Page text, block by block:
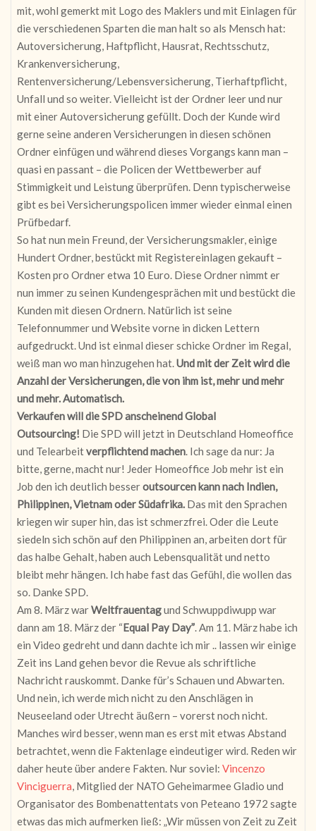
mit, wohl gemerkt mit Logo des Maklers und mit Einlagen für
die verschiedenen Sparten die man halt so als Mensch hat:
Autoversicherung, Haftpflicht, Hausrat, Rechtsschutz,
Krankenversicherung,
Rentenversicherung/Lebensversicherung, Tierhaftpflicht,
Unfall und so weiter. Vielleicht ist der Ordner leer und nur
mit einer Autoversicherung gefüllt. Doch der Kunde wird
gerne seine anderen Versicherungen in diesen schönen
Ordner einfügen und während dieses Vorgangs kann man –
quasi en passant – die Policen der Wettbewerber auf
Stimmigkeit und Leistung überprüfen. Denn typischerweise
gibt es bei Versicherungspolicen immer wieder einmal einen
Prüfbedarf.
So hat nun mein Freund, der Versicherungsmakler, einige
Hundert Ordner, bestückt mit Registereinlagen gekauft –
Kosten pro Ordner etwa 10 Euro. Diese Ordner nimmt er
nun immer zu seinen Kundengesprächen mit und bestückt die
Kunden mit diesen Ordnern. Natürlich ist seine
Telefonnummer und Website vorne in dicken Lettern
aufgedruckt. Und ist einmal dieser schicke Ordner im Regal,
weiß man wo man hinzugehen hat.Und mit der Zeit wird die
Anzahl der Versicherungen, die von ihm ist, mehr und mehr
und mehr. Automatisch.
Verkaufen will die SPD anscheinend Global
Outsourcing! Die SPD will jetzt in Deutschland Homeoffice
und Telearbeitverpflichtend machen. Ich sage da nur: Ja
bitte, gerne, macht nur! Jeder Homeoffice Job mehr ist ein
Job den ich deutlich besseroutsourcen kann nach Indien,
Philippinen, Vietnam oder Südafrika. Das mit den Sprachen
kriegen wir super hin, das ist schmerzfrei. Oder die Leute
siedeln sich schön auf den Philippinen an, arbeiten dort für
das halbe Gehalt, haben auch Lebensqualität und netto
bleibt mehr hängen. Ich habe fast das Gefühl, die wollen das
so. Danke SPD.
Am 8. März warWeltfrauentagund Schwuppdiwupp war
dann am 18. März der “Equal Pay Day”. Am 11. März habe ich
ein Video gedreht und dann dachte ich mir .. lassen wir einige
Zeit ins Land gehen bevor die Revue als schriftliche
Nachricht rauskommt. Danke für’s Schauen und Abwarten.
Und nein, ich werde mich nicht zu den Anschlägen in
Neuseeland oder Utrecht äußern – vorerst noch nicht.
Manches wird besser, wenn man es erst mit etwas Abstand
betrachtet, wenn die Faktenlage eindeutiger wird. Reden wir
daher heute über andere Fakten. Nur soviel:Vincenzo
Vinciguerra, Mitglied der NATO Geheimarmee Gladio und
Organisator des Bombenattentats von Peteano 1972 sagte
etwas das mich aufmerken ließ: „Wir müssen von Zeit zu Zeit